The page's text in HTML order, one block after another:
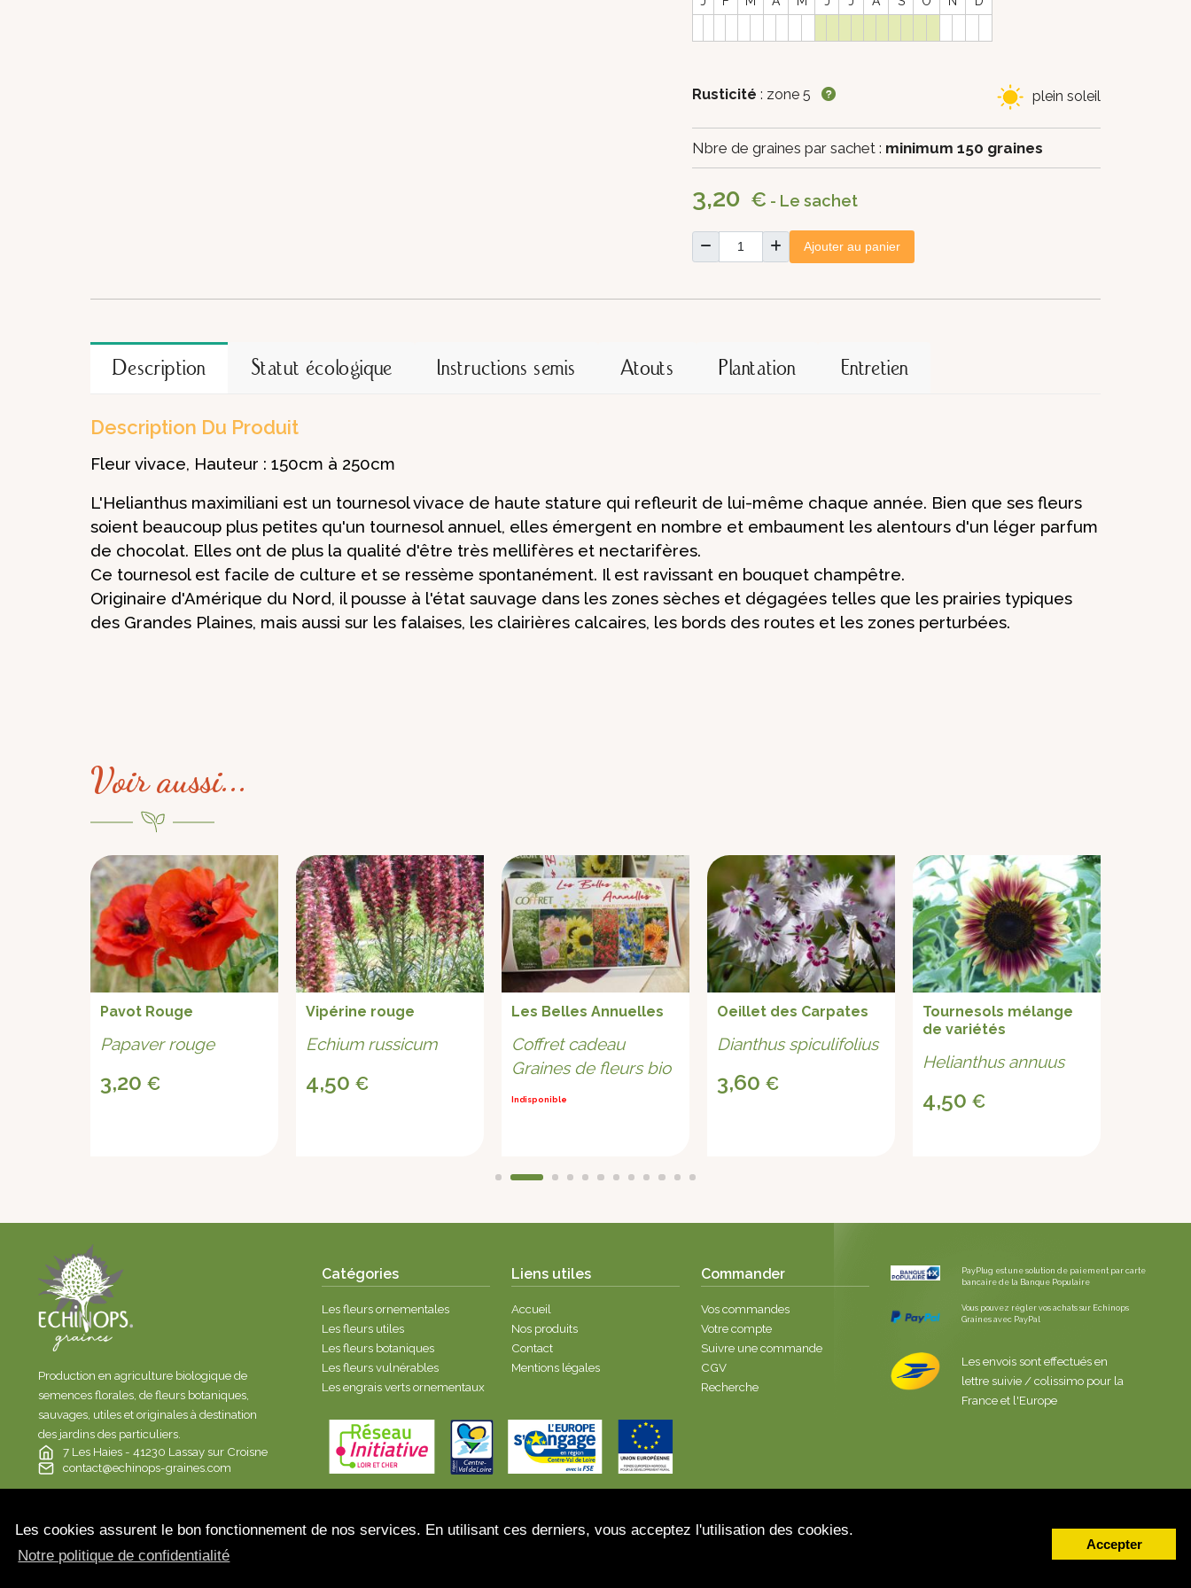
Les cookies assurent le bon fonctionnement de nos services. En utilisant ces derniers, vous acceptez l'utilisation des cookies.
Notre politique de confidentialité
Accepter
Rusticité : zone 5 plein soleil
Nbre de graines par sachet : minimum 150 graines
3,20 € - Le sachet
Ajouter au panier
Description Statut écologique Instructions semis Atouts Plantation Entretien
Description Du Produit
Fleur vivace, Hauteur : 150cm à 250cm
L'Helianthus maximiliani est un tournesol vivace de haute stature qui refleurit de lui-même chaque année. Bien que ses fleurs
soient beaucoup plus petites qu'un tournesol annuel, elles émergent en nombre et embaument les alentours d'un léger parfum
de chocolat. Elles ont de plus la qualité d'être très mellifères et nectarifères.
Ce tournesol est facile de culture et se ressème spontanément. Il est ravissant en bouquet champêtre.
Originaire d'Amérique du Nord, il pousse à l'état sauvage dans les zones sèches et dégagées telles que les prairies typiques
des Grandes Plaines, mais aussi sur les falaises, les clairières calcaires, les bords des routes et les zones perturbées.
Voir aussi...
Pavot Rouge
Papaver rouge
3,20€
Vipérine rouge
Echium russicum
4,50€
Les Belles Annuelles
Coffret cadeau
Graines de fleurs bio
Indisponible
Oeillet des Carpates
Dianthus spiculifolius
3,60€
Tournesols mélange
de variétés
Helianthus annuus
4,50€
Production en agriculture biologique de
semences florales, de fleurs botaniques,
sauvages, utiles et originales à destination
des jardins des particuliers.
7 Les Haies - 41230 Lassay sur Croisne
contact@echinops-graines.com
Catégories
Les fleurs ornementales
Les fleurs utiles
Les fleurs botaniques
Les fleurs vulnérables
Les engrais verts ornementaux
Liens utiles
Accueil
Nos produits
Contact
Mentions légales
Commander
Vos commandes
Votre compte
Suivre une commande
CGV
Recherche
PayPlug est une solution de paiement par carte
bancaire de la Banque Populaire
Vous pouvez régler vos achats sur Echinops
Graines avec PayPal
Les envois sont effectués en
lettre suivie / colissimo pour la
France et l'Europe
© 2023 Echinops Graines